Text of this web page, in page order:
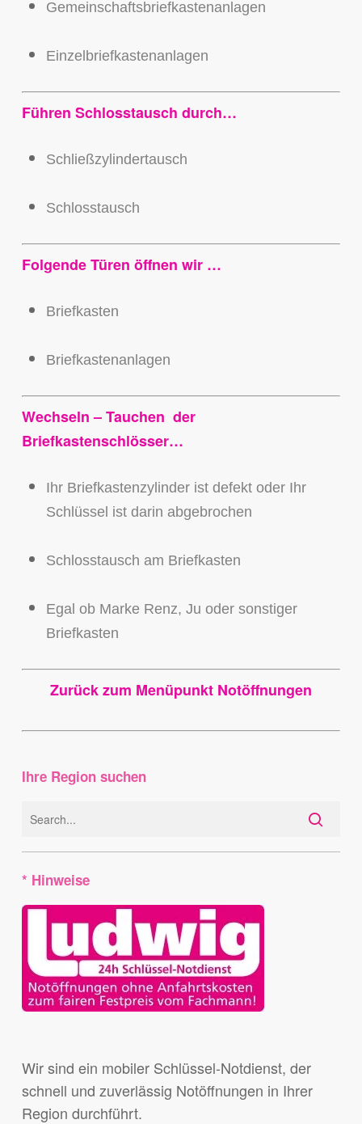
Gemeinschaftsbriefkastenanlagen
Einzelbriefkastenanlagen
Führen Schlosstausch durch…
Schließzylindertausch
Schlosstausch
Folgende Türen öffnen wir …
Briefkasten
Briefkastenanlagen
Wechseln – Tauchen der
Briefkastenschlösser…
Ihr Briefkastenzylinder ist defekt oder Ihr
Schlüssel ist darin abgebrochen
Schlosstausch am Briefkasten
Egal ob Marke Renz, Ju oder sonstiger
Briefkasten
Zurück zum Menüpunkt Notöffnungen
Ihre Region suchen
* Hinweise
Wir sind ein mobiler Schlüssel-Notdienst, der
schnell und zuverlässig Notöffnungen in Ihrer
Region durchführt.